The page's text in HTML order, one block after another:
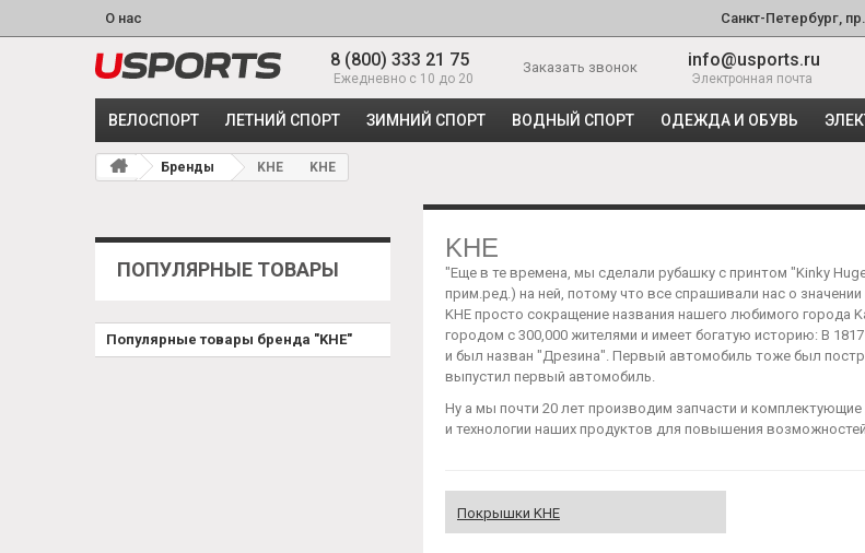
О нас Санкт-Петербург,
8 (800) 333 21 75
Ежедневно с 10 до 20
Заказать звонок info@usports.ru
Электронная почта
ВЕЛОСПОРТ ЛЕТНИЙ СПОРТ ЗИМНИЙ СПОРТ ВОДНЫЙ СПОРТ ОДЕЖДА И ОБУВЬ
Бренды KHE KHE
ПОПУЛЯРНЫЕ ТОВАРЫ
Популярные товары бренда "KHE"
KHE
"Еще в те времена, мы сделали рубашку с принтом "Kinky
прим.ред.) на ней, потому что все спрашивали нас о
KHE просто сокращение названия нашего любимого города
городом с 300,000 жителями и имеет богатую историю: В
и был назван "Дрезина". Первый автомобиль тоже был
выпустил первый автомобиль.
Ну а мы почти 20 лет производим запчасти и
и технологии наших продуктов для повышения
Покрышки KHE